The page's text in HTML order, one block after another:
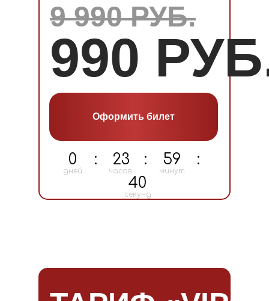
9 990 РУБ.
990
Оформить билет
0
дней
: 23
часов
: 59
минут
:
40
секунд